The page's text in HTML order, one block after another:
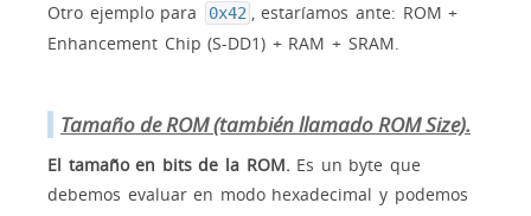
Otro ejemplo para 0x42 , estaríamos ante: ROM +
Enhancement Chip (S-DD1) + RAM + SRAM.
Tamaño de ROM (también llamado ROM Size).
El tamaño en bits de la ROM.Es un byte que
debemos evaluar en modo hexadecimal y podemos